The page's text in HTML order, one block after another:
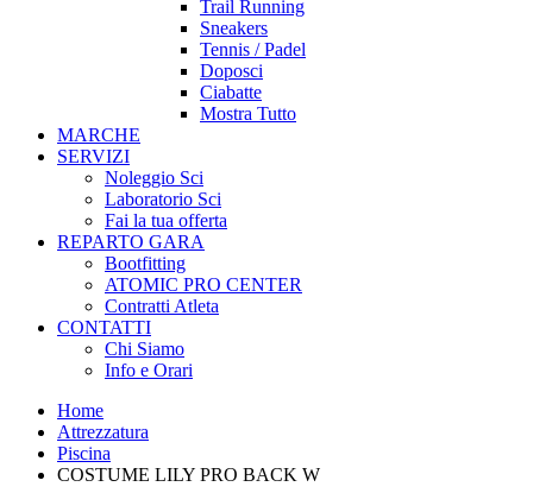
Trail Running
Sneakers
Tennis / Padel
Doposci
Ciabatte
Mostra Tutto
MARCHE
SERVIZI
Noleggio Sci
Laboratorio Sci
Fai la tua offerta
REPARTO GARA
Bootfitting
ATOMIC PRO CENTER
Contratti Atleta
CONTATTI
Chi Siamo
Info e Orari
Home
Attrezzatura
Piscina
COSTUME LILY PRO BACK W